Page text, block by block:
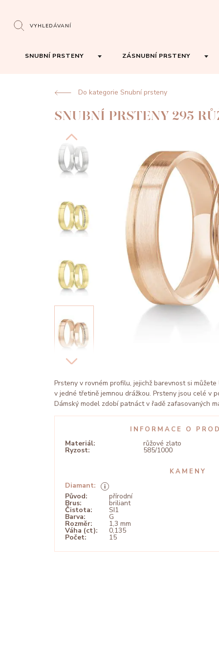
VYHLEDÁVANÍ
SNUBNÍ PRSTENY ZÁSNUBNÍ PRSTENY
Do kategorie Snubní prsteny
SNUBNÍ PRSTENY 295
Prsteny v rovném profilu, jejichž barevnost si
v jedné třetině jemnou drážkou. Prsteny jsou celé v
Dámský model zdobí patnáct v řadě zafasovaných
INFORMACE O
Materiál: růžové zlato
Ryzost: 585/1000
KAMENY
Diamant:
Původ:
přírodní
Brus: briliant
Čistota: SI1
Barva: G
Rozměr: 1,3 mm
Váha (ct): 0,135
Počet: 15